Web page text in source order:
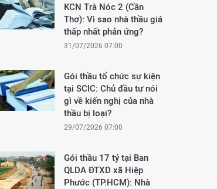
KCN Trà Nóc 2 (Cần
Thơ): Vì sao nhà thầu giá
thấp nhất phản ứng?
31/07/2026 07:00
Gói thầu tổ chức sự kiện
tại SCIC: Chủ đầu tư nói
gì về kiến nghị của nhà
thầu bị loại?
29/07/2026 07:00
Gói thầu 17 tỷ tại Ban
QLDA ĐTXD xã Hiệp
Phước (TP.HCM): Nhà